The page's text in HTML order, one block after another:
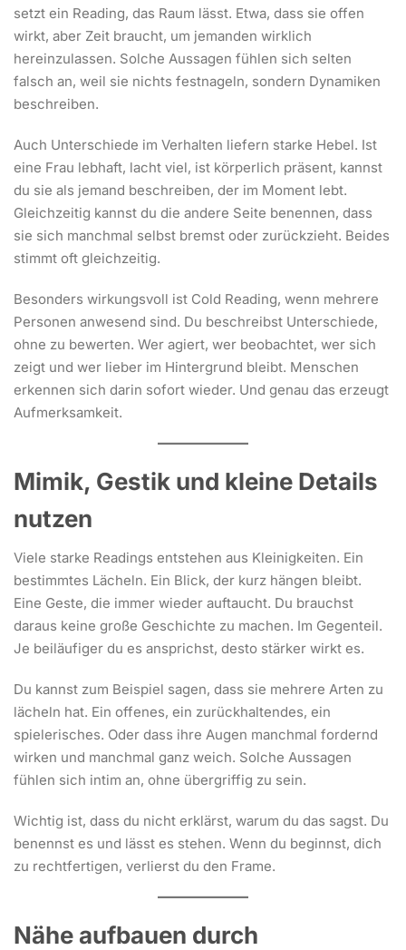
setzt ein Reading, das Raum lässt. Etwa, dass sie offen
wirkt, aber Zeit braucht, um jemanden wirklich
hereinzulassen. Solche Aussagen fühlen sich selten
falsch an, weil sie nichts festnageln, sondern Dynamiken
beschreiben.
Auch Unterschiede im Verhalten liefern starke Hebel. Ist
eine Frau lebhaft, lacht viel, ist körperlich präsent, kannst
du sie als jemand beschreiben, der im Moment lebt.
Gleichzeitig kannst du die andere Seite benennen, dass
sie sich manchmal selbst bremst oder zurückzieht. Beides
stimmt oft gleichzeitig.
Besonders wirkungsvoll ist Cold Reading, wenn mehrere
Personen anwesend sind. Du beschreibst Unterschiede,
ohne zu bewerten. Wer agiert, wer beobachtet, wer sich
zeigt und wer lieber im Hintergrund bleibt. Menschen
erkennen sich darin sofort wieder. Und genau das erzeugt
Aufmerksamkeit.
Mimik, Gestik und kleine Details
nutzen
Viele starke Readings entstehen aus Kleinigkeiten. Ein
bestimmtes Lächeln. Ein Blick, der kurz hängen bleibt.
Eine Geste, die immer wieder auftaucht. Du brauchst
daraus keine große Geschichte zu machen. Im Gegenteil.
Je beiläufiger du es ansprichst, desto stärker wirkt es.
Du kannst zum Beispiel sagen, dass sie mehrere Arten zu
lächeln hat. Ein offenes, ein zurückhaltendes, ein
spielerisches. Oder dass ihre Augen manchmal fordernd
wirken und manchmal ganz weich. Solche Aussagen
fühlen sich intim an, ohne übergriffig zu sein.
Wichtig ist, dass du nicht erklärst, warum du das sagst. Du
benennst es und lässt es stehen. Wenn du beginnst, dich
zu rechtfertigen, verlierst du den Frame.
Nähe aufbauen durch